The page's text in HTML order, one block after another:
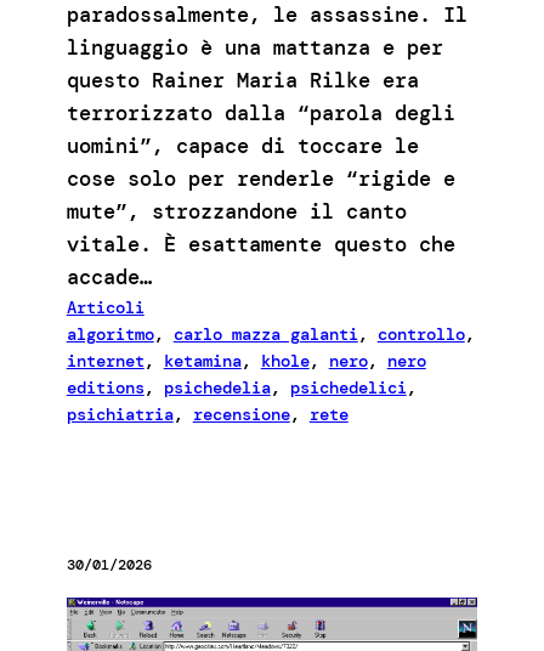
paradossalmente, le assassine. Il
linguaggio è una mattanza e per
questo Rainer Maria Rilke era
terrorizzato dalla “parola degli
uomini”, capace di toccare le
cose solo per renderle “rigide e
mute”, strozzandone il canto
vitale. È esattamente questo che
accade…
Articoli
algoritmo, carlo mazza galanti, controllo
internet, ketamina, khole, nero, nero
editions, psichedelia, psichedelici
psichiatria, recensione, rete
30/01/2026